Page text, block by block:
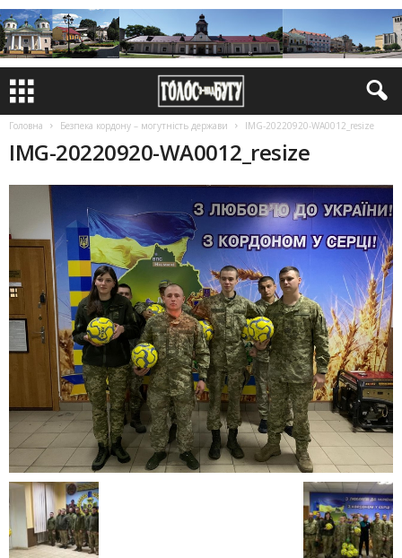
Головна Безпека кордону – могутність держави IMG-20220920-WA0012_resize
IMG-20220920-WA0012_resize